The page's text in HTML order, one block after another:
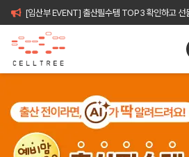
[임산부 EVENT] 출산필수템 TOP3 확인하고 선